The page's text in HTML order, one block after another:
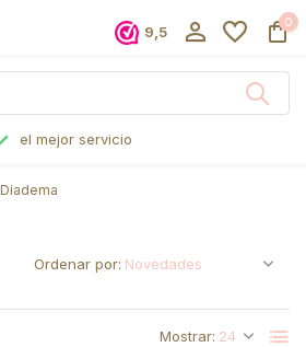
9,5
0
el mejor servicio
Diadema
Mostrar:
Ordenar por: